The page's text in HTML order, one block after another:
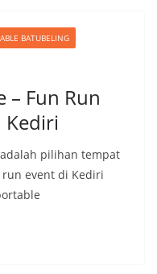
BATUBELING
– Fun Run
Kediri
pilihan tempat
event di Kediri